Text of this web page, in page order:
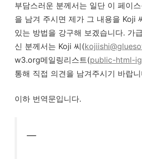
부담스러운 분께서는 일단 이 페이
을 남겨 주시면 제가 그 내용을 Koji
있는 방법을 강구해 보겠습니다. 가
신 분께서는 Koji 씨(
w3.org메일링리스트(public-html-
통해 직접 의견을 남겨주시기 바랍
이하 번역문입니다.
—